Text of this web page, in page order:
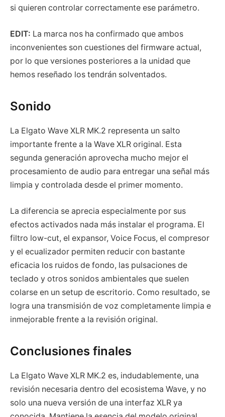
si quieren controlar correctamente ese parámetro.
EDIT: La marca nos ha confirmado que ambos
inconvenientes son cuestiones del firmware actual,
por lo que versiones posteriores a la unidad que
hemos reseñado los tendrán solventados.
Sonido
La Elgato Wave XLR MK.2 representa un salto
importante frente a la Wave XLR original. Esta
segunda generación aprovecha mucho mejor el
procesamiento de audio para entregar una señal más
limpia y controlada desde el primer momento.
La diferencia se aprecia especialmente por sus
efectos activados nada más instalar el programa. El
filtro low-cut, el expansor, Voice Focus, el compresor
y el ecualizador permiten reducir con bastante
eficacia los ruidos de fondo, las pulsaciones de
teclado y otros sonidos ambientales que suelen
colarse en un setup de escritorio. Como resultado, se
logra una transmisión de voz completamente limpia e
inmejorable frente a la revisión original.
Conclusiones finales
La Elgato Wave XLR MK.2 es, indudablemente, una
revisión necesaria dentro del ecosistema Wave, y no
solo una nueva versión de una interfaz XLR ya